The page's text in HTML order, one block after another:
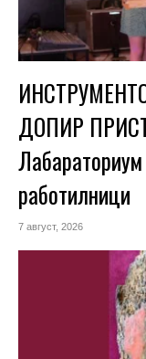
ДОПИР
работилници
7 август, 2026